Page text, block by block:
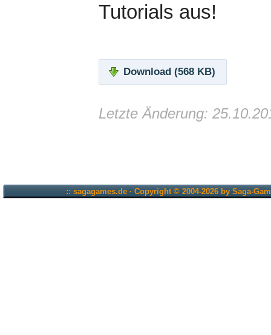
Tutorials aus!
Download (568 KB)
Letzte Änderung:
:: sagagames.de · Copyright © 2004-2026 by Saga-